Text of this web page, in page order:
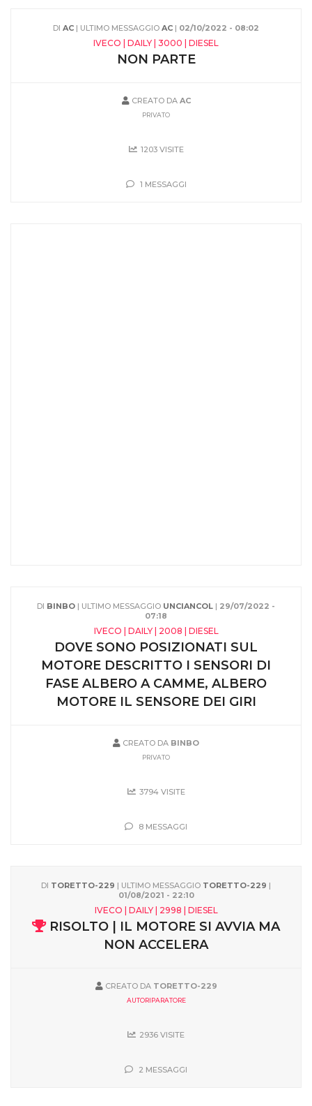
DI AC | ULTIMO MESSAGGIO AC | 02/10/2022 - 08:02
IVECO | DAILY | 3000 | DIESEL
NON PARTE
CREATO DA AC
PRIVATO
1203 VISITE
1 MESSAGGI
DI BINBO | ULTIMO MESSAGGIO UNCIANCOL | 29/07/2022 -
07:18
IVECO | DAILY | 2008 | DIESEL
DOVE SONO POSIZIONATI SUL
MOTORE DESCRITTO I SENSORI DI
FASE ALBERO A CAMME, ALBERO
MOTORE IL SENSORE DEI GIRI
CREATO DA BINBO
PRIVATO
3794 VISITE
8 MESSAGGI
DI TORETTO-229 | ULTIMO MESSAGGIO TORETTO-229 |
01/08/2021 - 22:10
IVECO | DAILY | 2998 | DIESEL
RISOLTO | IL MOTORE SI AVVIA MA
NON ACCELERA
CREATO DA TORETTO-229
AUTORIPARATORE
2936 VISITE
2 MESSAGGI